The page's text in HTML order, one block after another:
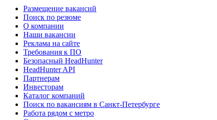
Размещение вакансий
Поиск по резюме
О компании
Наши вакансии
Реклама на сайте
Требования к ПО
Безопасный HeadHunter
HeadHunter API
Партнерам
Инвесторам
Каталог компаний
Поиск по вакансиям в Санкт-Петербурге
Работа рядом с метро